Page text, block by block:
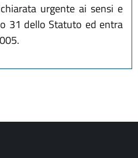
urgente ai sensi e
31 dello Statuto ed entra